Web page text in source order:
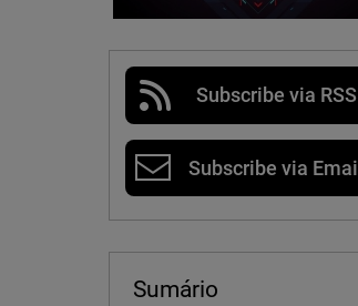
Subscribe via RSS
Subscribe via Email
Sumário